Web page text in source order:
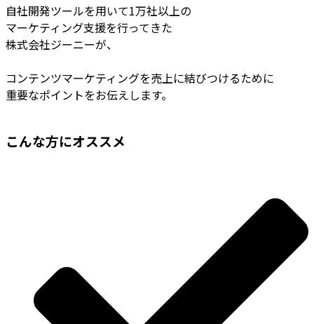
自社開発ツールを用いて1万社以上の
マーケティング支援を行ってきた
株式会社ジーニーが、
コンテンツマーケティングを売上に結びつけるために
重要なポイントをお伝えします。
こんな方にオススメ